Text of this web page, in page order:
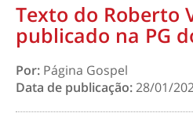
Texto do Roberto
publicado na PG
Por: Página Gospel
Data de publicação:28/01/